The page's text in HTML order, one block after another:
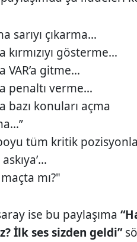
sarıyı çıkarma…
kırmızıyı gösterme…
VAR’a gitme…
penaltı verme…
bazı konuları açma
tüm kritik
mı?"
ise bu paylaşıma
İlk ses sizden geldi”